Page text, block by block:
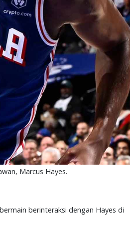
Marcus Hayes.
berinteraksi dengan Hayes di